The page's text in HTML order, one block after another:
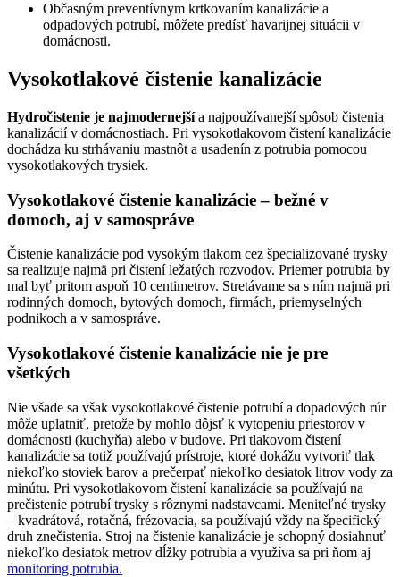
Občasným preventívnym krtkovaním kanalizácie a
odpadových potrubí, môžete predísť havarijnej situácii v
domácnosti.
Vysokotlakové čistenie kanalizácie​
Hydročistenie je najmodernejšía najpoužívanejší spôsob čistenia
kanalizácií v domácnostiach. Pri vysokotlakovom čistení kanalizácie
dochádza ku strhávaniu mastnôt a usadenín z potrubia pomocou
vysokotlakových trysiek.
Vysokotlakové čistenie kanalizácie – bežné v
domoch, aj v samospráve
Čistenie kanalizácie pod vysokým tlakom cez špecializované trysky
sa realizuje najmä pri čistení ležatých rozvodov. Priemer potrubia by
mal byť pritom aspoň 10 centimetrov. Stretávame sa s ním najmä pri
rodinných domoch, bytových domoch, firmách, priemyselných
podnikoch a v samospráve.
Vysokotlakové čistenie kanalizácie nie je pre
všetkých
Nie všade sa však vysokotlakové čistenie potrubí a dopadových rúr
môže uplatniť, pretože by mohlo dôjsť k vytopeniu priestorov v
domácnosti (kuchyňa) alebo v budove. Pri tlakovom čistení
kanalizácie sa totiž používajú prístroje, ktoré dokážu vytvoriť tlak
niekoľko stoviek barov a prečerpať niekoľko desiatok litrov vody za
minútu. Pri vysokotlakovom čistení kanalizácie sa používajú na
prečistenie potrubí trysky s rôznymi nadstavcami. Meniteľné trysky
– kvadrátová, rotačná, frézovacia, sa používajú vždy na špecifický
druh znečistenia. Stroj na čistenie kanalizácie je schopný dosiahnuť
niekoľko desiatok metrov dĺžky potrubia a využíva sa pri ňom aj
monitoring potrubia.